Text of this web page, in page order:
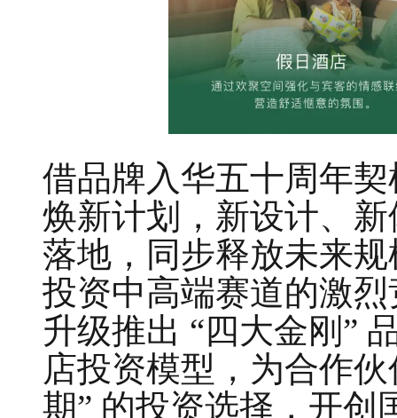
借品牌入华五十周年
焕新计划，新设计、
落地，同步释放未来
投资中高端赛道的激
升级推出 “四大金刚”
店投资模型，为合作
期” 的投资选择，开创